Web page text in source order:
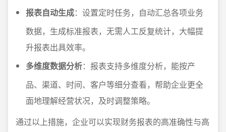
报表自动生成：设置定时任务，自动汇总各项业务
数据，生成标准报表，无需人工反复统计，大幅提
升报表出具效率。
多维度数据分析：报表支持多维度分析，能按产
品、渠道、时间、客户等细分查看，帮助企业更全
面地理解经营状况，及时调整策略。
通过以上措施，企业可以实现财务报表的高准确性与高